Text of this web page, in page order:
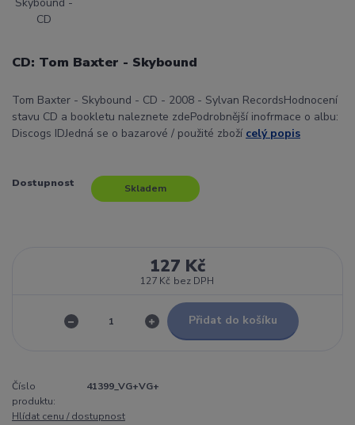
CD: Tom Baxter - Skybound
Tom Baxter - Skybound - CD - 2008 - Sylvan RecordsHodnocení
stavu CD a bookletu naleznete zdePodrobnější inofrmace o albu:
Discogs IDJedná se o bazarové / použité zboží celý popis
Dostupnost Skladem
127 Kč
127 Kč bez DPH
Přidat do košíku
Číslo
produktu:
41399_VG+VG+
Hlídat cenu / dostupnost